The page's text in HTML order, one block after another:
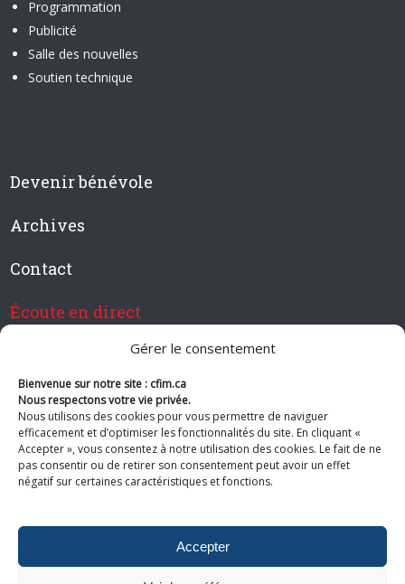
Gérer le consentement
Bienvenue sur notre site : cfim.ca
Nous respectons votre vie privée.
Nous utilisons des cookies pour vous permettre de naviguer
efficacement et d’optimiser les fonctionnalités du site. En cliquant «
Accepter », vous consentez à notre utilisation des cookies. Le fait de ne
pas consentir ou de retirer son consentement peut avoir un effet
négatif sur certaines caractéristiques et fonctions.
Accepter
Programmation
Publicité
Salle des nouvelles
Soutien technique
Devenir bénévole
Archives
Contact
Écoute en direct
Devenir membre de CFIM
Suivez-nous